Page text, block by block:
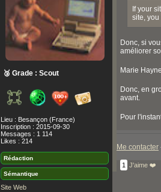
🥉 Grade : Scout
Lieu : Besançon (France)
Inscription : 2015-09-30
Messages : 1 114
Likes : 214
Rédaction
Sémantique
Site Web
If your
site,
Donc, si
améliorer
Marie
Donc, en
avant.
Pour
Me contacter
1 J'aime ❤️